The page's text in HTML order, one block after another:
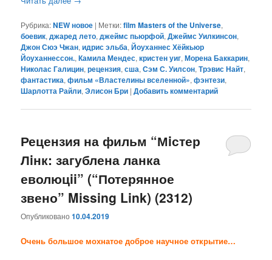
Рубрика:NEW новое | Метки:film Masters of the Universe,
боевик,джаред лето,джеймс пьюрфой,Джеймс Уилкинсон,
Джон Сюэ Чжан,идрис эльба,Йоуханнес Хёйкьюр
Йоуханнессон.,Камила Мендес,кристен уиг,Морена Баккарин,
Николас Галицин,рецензия,сша,Сэм С. Уилсон,Трэвис Найт,
фантастика,фильм «Властелины вселенной»,фэнтези,
Шарлотта Райли,Элисон Бри |Добавить комментарий
Рецензия на фильм “Мiстер
Лiнк: загублена ланка
еволюцii” (“Потерянное
звено” Missing Link) (2312)
Опубликовано10.04.2019
Очень большое мохнатое доброе научное открытие…